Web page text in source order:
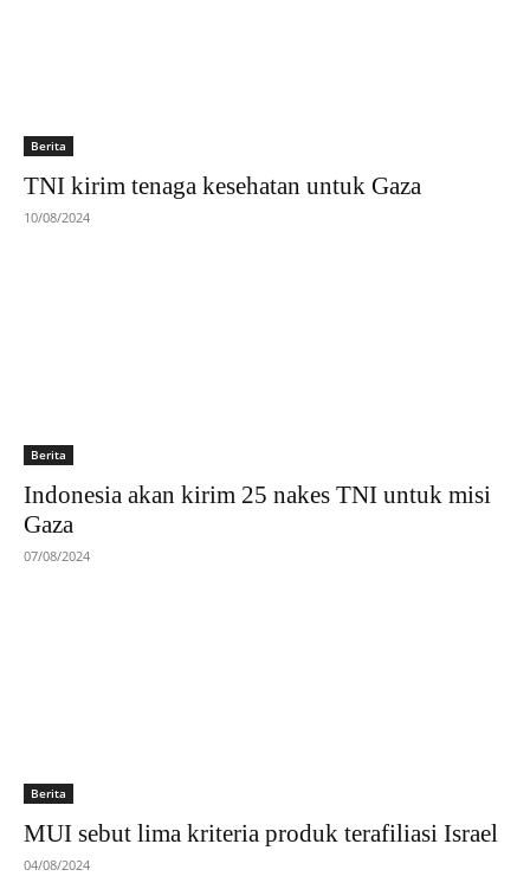
Berita
TNI kirim tenaga kesehatan untuk Gaza
10/08/2024
Berita
Indonesia akan kirim 25 nakes TNI untuk misi
Gaza
07/08/2024
Berita
MUI sebut lima kriteria produk terafiliasi Israel
04/08/2024